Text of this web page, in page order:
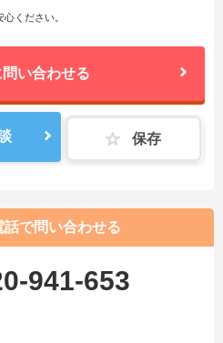
心ください。
い合わせる
保存
話で問い合わせる
941-653